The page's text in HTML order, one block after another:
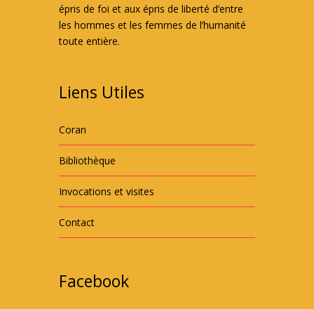
épris de foi et aux épris de liberté d’entre
les hommes et les femmes de l’humanité
toute entière.
Liens Utiles
Coran
Bibliothèque
Invocations et visites
Contact
Facebook